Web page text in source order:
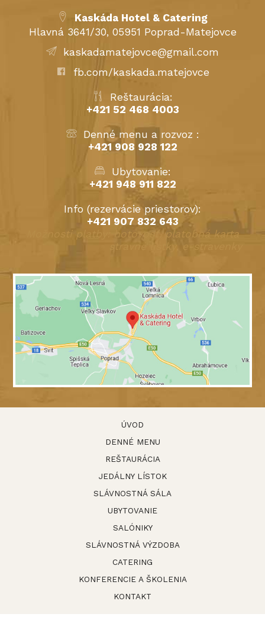
Kaskáda Hotel & Catering
Hlavná 3641/30, 05951 Poprad-Matejovce
kaskadamatejovce@gmail.com
fb.com/kaskada.matejovce
Reštaurácia:
+421 52 468 4003
Denné menu a rozvoz :
+421 908 928 122
Ubytovanie:
+421 948 911 822
Info (rezervácie priestorov):
+421 907 832 643
Možnosti platby: hotovosť, platobná karta
stravné lístky, e-stravenky
ÚVOD
DENNÉ MENU
REŠTAURÁCIA
JEDÁLNY LÍSTOK
SLÁVNOSTNÁ SÁLA
UBYTOVANIE
SALÓNIKY
SLÁVNOSTNÁ VÝZDOBA
CATERING
KONFERENCIE A ŠKOLENIA
KONTAKT